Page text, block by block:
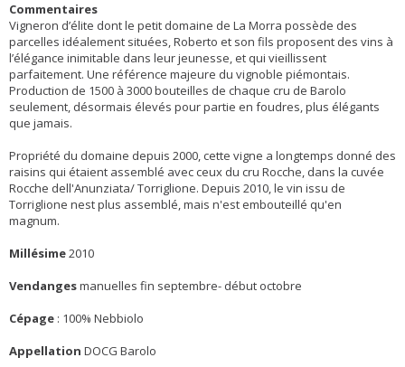
Commentaires
Vigneron d’élite dont le petit domaine de La Morra possède des
parcelles idéalement situées, Roberto et son fils proposent des vins à
l’élégance inimitable dans leur jeunesse, et qui vieillissent
parfaitement. Une référence majeure du vignoble piémontais.
Production de 1500 à 3000 bouteilles de chaque cru de Barolo
seulement, désormais élevés pour partie en foudres, plus élégants
que jamais.
Propriété du domaine depuis 2000, cette vigne a longtemps donné des
raisins qui étaient assemblé avec ceux du cru Rocche, dans la cuvée
Rocche dell'Anunziata/ Torriglione. Depuis 2010, le vin issu de
Torriglione nest plus assemblé, mais n'est embouteillé qu'en
magnum.
Millésime2010
Vendangesmanuelles fin septembre- début octobre
Cépage : 100% Nebbiolo
Appellation DOCG Barolo